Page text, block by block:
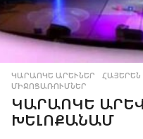
ԿԱՐԱՈԿԵ ԱՐԵՒՆԵՐ ,ՀԱՅԵՐԵՆ
ՄԻՋՈՑԱՌՈՒՄՆԵՐ
ԿԱՐԱՈԿԵ
ԽԵԼՈՔԱՆԱՄ